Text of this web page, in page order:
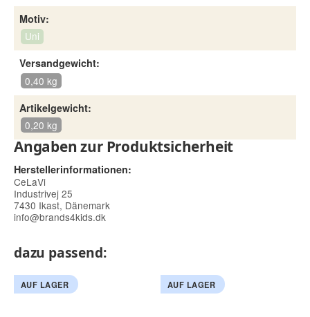
Motiv:
Uni
Versandgewicht:
0,40 kg
Artikelgewicht:
0,20 kg
Angaben zur Produktsicherheit
Herstellerinformationen:
CeLaVi
Industrivej 25
7430 Ikast, Dänemark
info@brands4kids.dk
dazu passend:
AUF LAGER AUF LAGER